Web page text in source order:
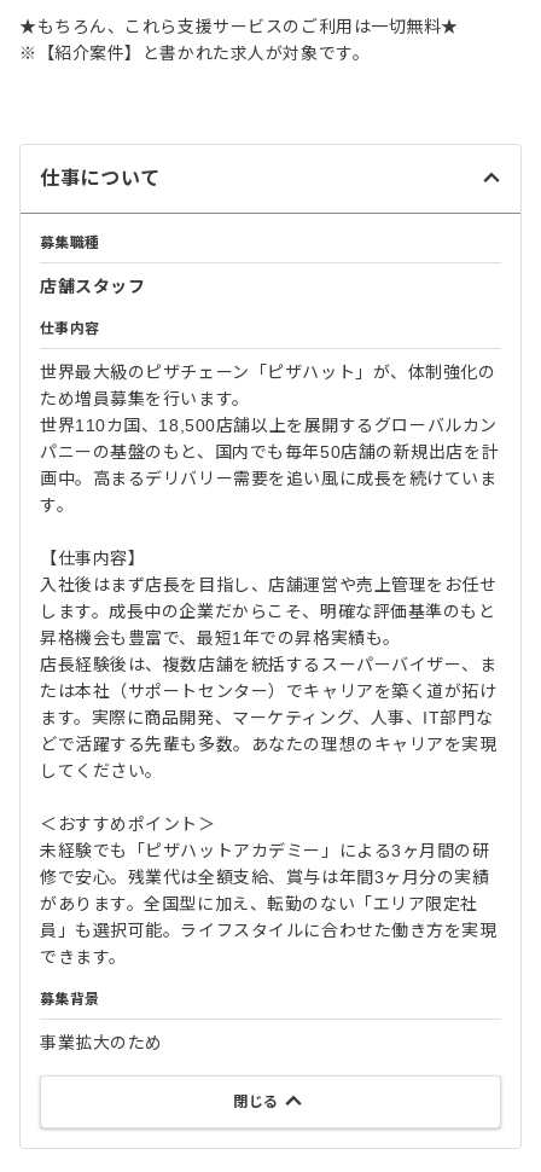
★もちろん、これら支援サービスのご利用は一切無料★
※【紹介案件】と書かれた求人が対象です。
仕事について
募集職種
店舗スタッフ
仕事内容
世界最大級のピザチェーン「ピザハット」が、体制強化の
ため増員募集を行います。
世界110カ国、18,500店舗以上を展開するグローバルカン
パニーの基盤のもと、国内でも毎年50店舗の新規出店を計
画中。高まるデリバリー需要を追い風に成長を続けていま
す。
【仕事内容】
入社後はまず店長を目指し、店舗運営や売上管理をお任せ
します。成長中の企業だからこそ、明確な評価基準のもと
昇格機会も豊富で、最短1年での昇格実績も。
店長経験後は、複数店舗を統括するスーパーバイザー、ま
たは本社（サポートセンター）でキャリアを築く道が拓け
ます。実際に商品開発、マーケティング、人事、IT部門な
どで活躍する先輩も多数。あなたの理想のキャリアを実現
してください。
＜おすすめポイント＞
未経験でも「ピザハットアカデミー」による3ヶ月間の研
修で安心。残業代は全額支給、賞与は年間3ヶ月分の実績
があります。全国型に加え、転勤のない「エリア限定社
員」も選択可能。ライフスタイルに合わせた働き方を実現
できます。
募集背景
事業拡大のため
閉じる